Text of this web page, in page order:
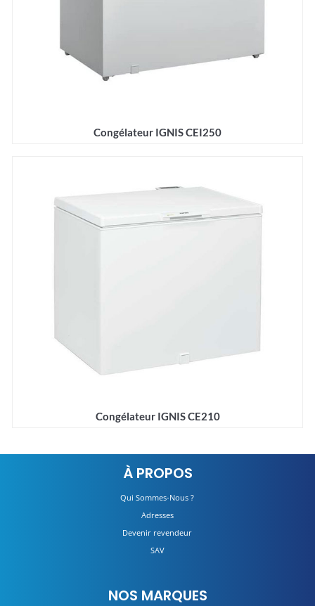
Congélateur IGNIS CEI250
Congélateur IGNIS CE210
À PROPOS
Qui Sommes-Nous ?
Adresses
Devenir revendeur
SAV
NOS MARQUES